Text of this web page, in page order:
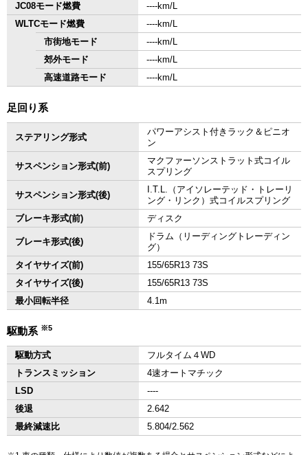
JC08モード燃費
‐‐‐‐km/L
WLTCモード燃費
‐‐‐‐km/L
市街地モード
‐‐‐‐km/L
郊外モード
‐‐‐‐km/L
高速道路モード
‐‐‐‐km/L
足回り系
ステアリング形式
パワーアシスト付きラック＆ピニオ
ン
サスペンション形式(前)
マクファーソンストラット式コイル
スプリング
サスペンション形式(後)
I.T.L.（アイソレーテッド・トレーリ
ング・リンク）式コイルスプリング
ブレーキ形式(前)
ディスク
ブレーキ形式(後)
ドラム（リーディングトレーディン
グ）
タイヤサイズ(前)
155/65R13 73S
タイヤサイズ(後)
155/65R13 73S
最小回転半径
4.1m
駆動系 ※5
駆動方式
フルタイム４WD
トランスミッション
4速オートマチック
LSD
‐‐‐‐
後退
2.642
最終減速比
5.804/2.562